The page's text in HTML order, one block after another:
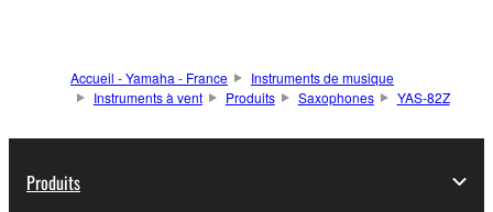
Accueil - Yamaha - France
Instruments de musique
Instruments à vent
Produits Saxophones YAS-82Z
Produits